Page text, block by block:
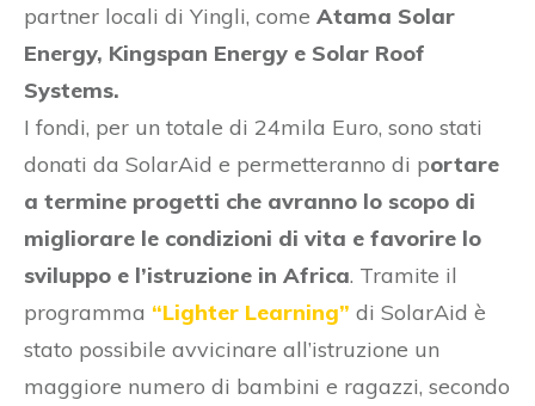
partner locali di Yingli, come Atama Solar
Energy, Kingspan Energy e Solar Roof
Systems.
I fondi, per un totale di 24mila Euro, sono stati
donati da SolarAid e permetteranno di portare
a termine progetti che avranno lo scopo di
migliorare le condizioni di vita e favorire lo
sviluppo e l’istruzione in Africa. Tramite il
programma “Lighter Learning” di SolarAid è
stato possibile avvicinare all’istruzione un
maggiore numero di bambini e ragazzi, secondo